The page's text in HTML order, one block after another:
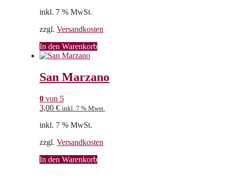
inkl. 7 % MwSt.
zzgl. Versandkosten
In den Warenkorb
San Marzano
0 von 5
3,00 € inkl. 7 % Mwst.
inkl. 7 % MwSt.
zzgl. Versandkosten
In den Warenkorb